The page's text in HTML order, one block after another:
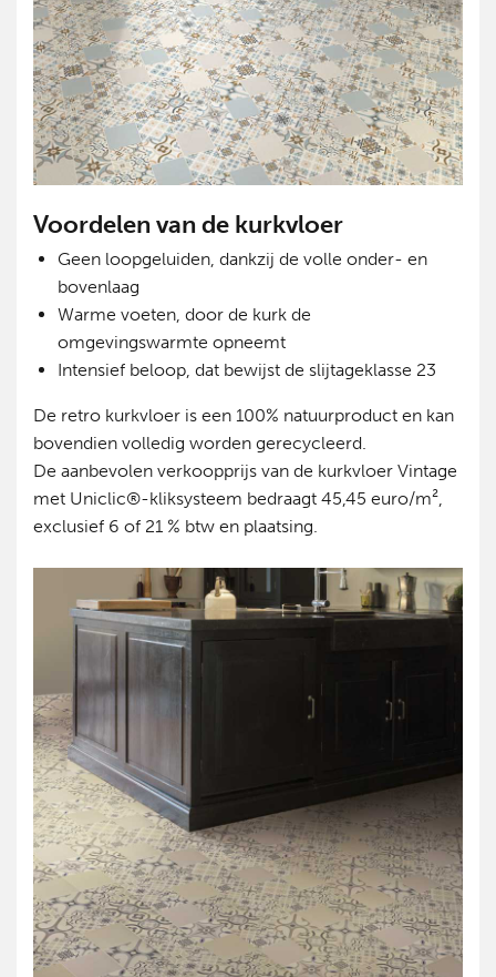
Voordelen van de kurkvloer
Geen loopgeluiden, dankzij de volle onder- en
bovenlaag
Warme voeten, door de kurk de
omgevingswarmte opneemt
Intensief beloop, dat bewijst de slijtageklasse 23
De retro kurkvloer is een 100% natuurproduct en kan
bovendien volledig worden gerecycleerd.
De aanbevolen verkoopprijs van de kurkvloer Vintage
met Uniclic®-kliksysteem bedraagt 45,45 euro/m²,
exclusief 6 of 21 % btw en plaatsing.